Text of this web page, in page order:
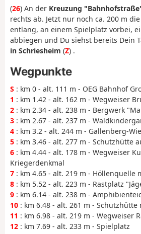
(26) An der Kreuzung
rechts ab. Jetzt nur noch ca. 200 m
entlang, an einem Spielplatz vorbei,
abbiegen und Du siehst bereits Dein
in Schriesheim (Z) .
Wegpunkte
S : km 0 - alt. 111 m - OEG Bahnhof
1 : km 1.42 - alt. 162 m - Wegweiser
2 : km 2.34 - alt. 238 m - Bergwerk
3 : km 2.67 - alt. 237 m -
4 : km 3.2 - alt. 244 m - Gallenberg-
5 : km 3.46 - alt. 277 m - Schutzhütte
6 : km 4.44 - alt. 178 m - Wegweiser
Kriegerdenkmal
7 : km 4.65 - alt. 219 m - Höllenquelle
8 : km 5.52 - alt. 223 m - Rastplatz
9 : km 6.14 - alt. 238 m -
10 : km 6.48 - alt. 261 m - Schutzhütte
11 : km 6.98 - alt. 219 m - Wegweiser
12 : km 7.69 - alt. 233 m - Spielplatz